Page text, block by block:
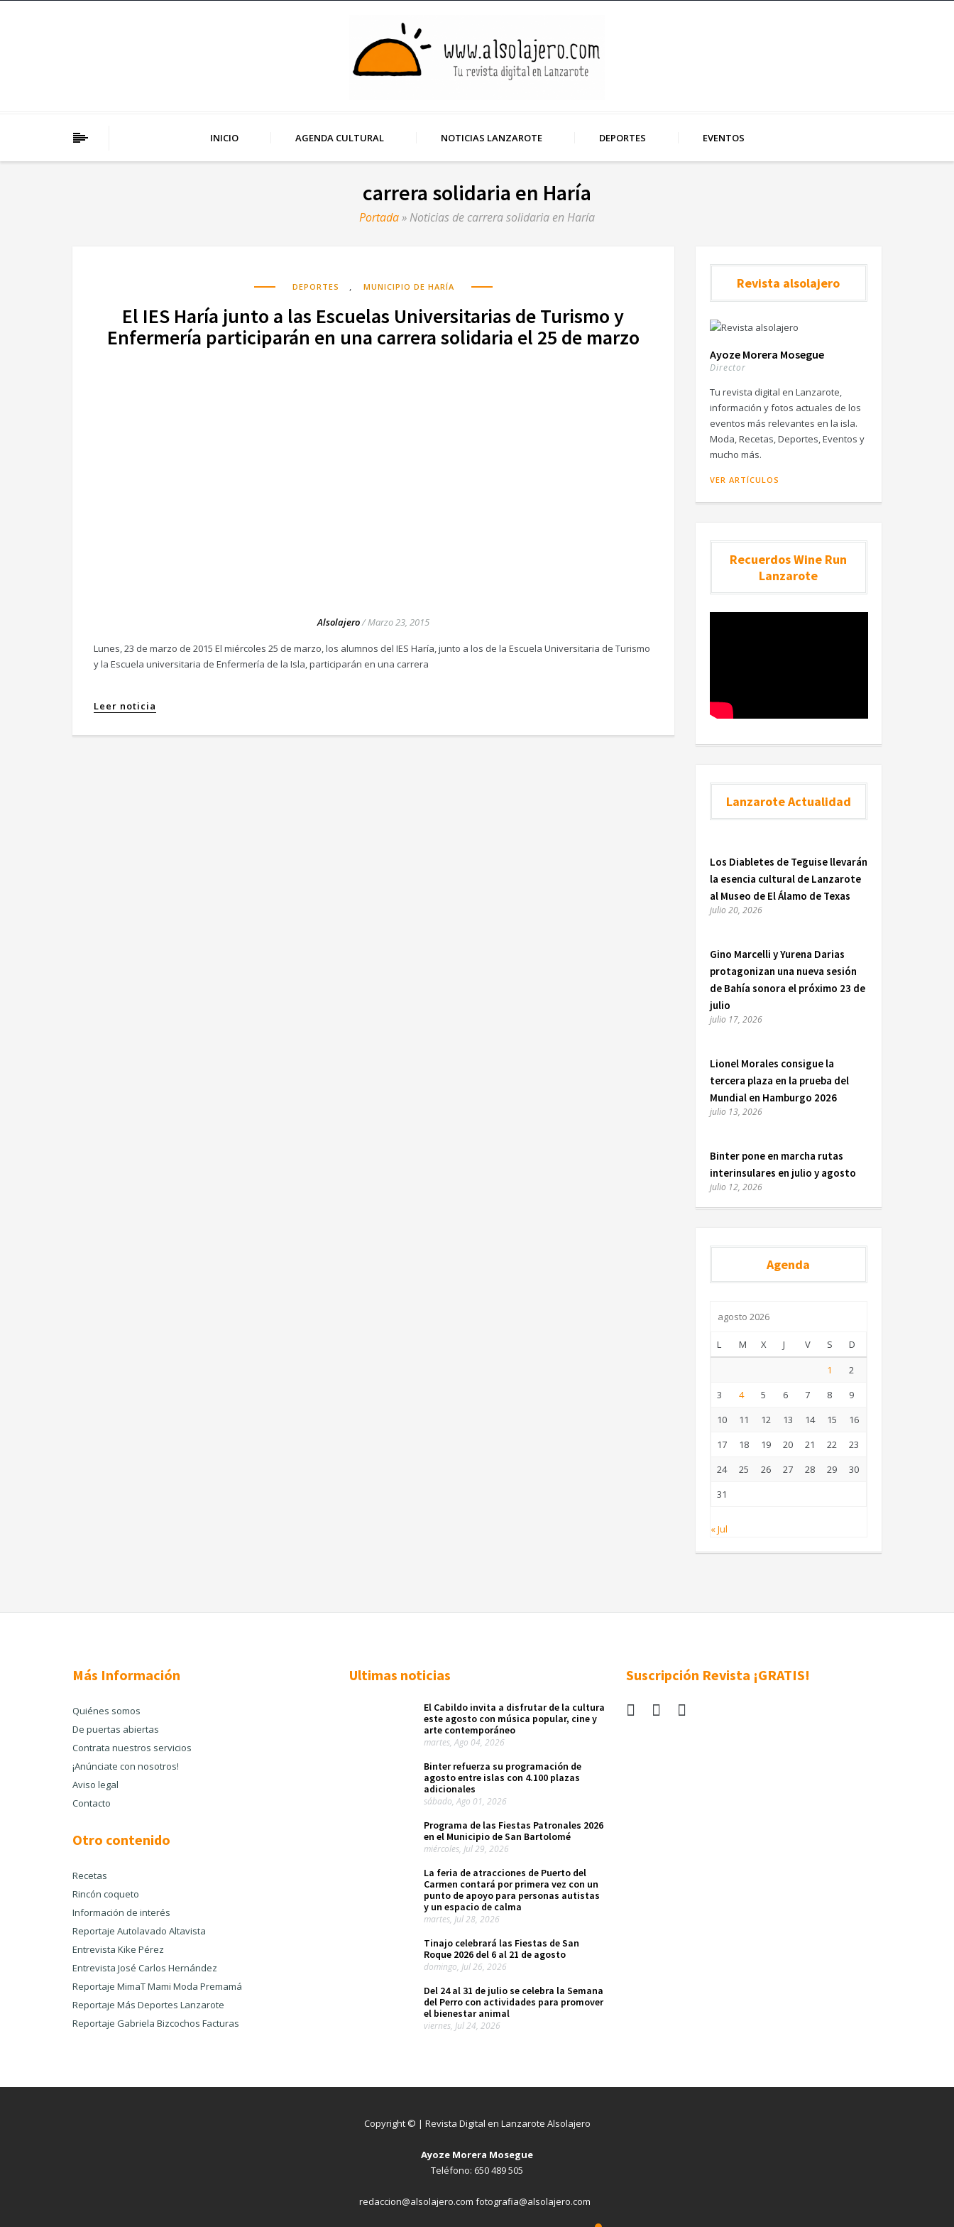
INICIO AGENDA CULTURAL NOTICIAS LANZAROTE DEPORTES EVENTOS
carrera solidaria en Haría
Portada» Noticias de carrera solidaria en Haría
DEPORTES , MUNICIPIO DE HARÍA
El IES Haría junto a las Escuelas Universitarias de Turismo y
Enfermería participarán en una carrera solidaria el 25 de marzo
Alsolajero/Marzo 23, 2015
Lunes, 23 de marzo de 2015 El miércoles 25 de marzo, los alumnos del IES Haría, junto a los de la Escuela Universitaria de Turismo
y la Escuela universitaria de Enfermería de la Isla, participarán en una carrera
Leer noticia
Revista alsolajero
Ayoze Morera Mosegue
Director
Tu revista digital en Lanzarote,
información y fotos actuales de los
eventos más relevantes en la isla.
Moda, Recetas, Deportes, Eventos y
mucho más.
VER ARTÍCULOS
Recuerdos Wine Run
Lanzarote
Lanzarote Actualidad
Los Diabletes de Teguise llevarán
la esencia cultural de Lanzarote
al Museo de El Álamo de Texas
julio 20, 2026
Gino Marcelli y Yurena Darias
protagonizan una nueva sesión
de Bahía sonora el próximo 23 de
julio
julio 17, 2026
Lionel Morales consigue la
tercera plaza en la prueba del
Mundial en Hamburgo 2026
julio 13, 2026
Binter pone en marcha rutas
interinsulares en julio y agosto
julio 12, 2026
Agenda
agosto 2026
L M X J V S
D
1
2
3
4 5 6 7 8
9
10
11 12 13 14 15
16
17
18 19 20 21 22
23
24
25 26 27 28 29
30
31
« Jul
Más Información
Quiénes somos
De puertas abiertas
Contrata nuestros servicios
¡Anúnciate con nosotros!
Aviso legal
Contacto
Otro contenido
Recetas
Rincón coqueto
Información de interés
Reportaje Autolavado Altavista
Entrevista Kike Pérez
Entrevista José Carlos Hernández
Reportaje MimaT Mami Moda Premamá
Reportaje Más Deportes Lanzarote
Reportaje Gabriela Bizcochos Facturas
Ultimas noticias
El Cabildo invita a disfrutar de la cultura
este agosto con música popular, cine y
arte contemporáneo
martes, Ago 04, 2026
Binter refuerza su programación de
agosto entre islas con 4.100 plazas
adicionales
sábado, Ago 01, 2026
Programa de las Fiestas Patronales 2026
en el Municipio de San Bartolomé
miércoles, Jul 29, 2026
La feria de atracciones de Puerto del
Carmen contará por primera vez con un
punto de apoyo para personas autistas
y un espacio de calma
martes, Jul 28, 2026
Tinajo celebrará las Fiestas de San
Roque 2026 del 6 al 21 de agosto
domingo, Jul 26, 2026
Del 24 al 31 de julio se celebra la Semana
del Perro con actividades para promover
el bienestar animal
viernes, Jul 24, 2026
Suscripción Revista ¡GRATIS!
Copyright © | Revista Digital en Lanzarote Alsolajero
Ayoze Morera Mosegue
Teléfono: 650 489 505
redaccion@alsolajero.com fotografia@alsolajero.com